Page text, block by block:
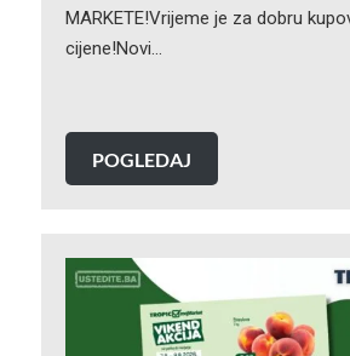
MARKETE!Vrijeme je za dobru
cijene!Novi…
POGLEDAJ